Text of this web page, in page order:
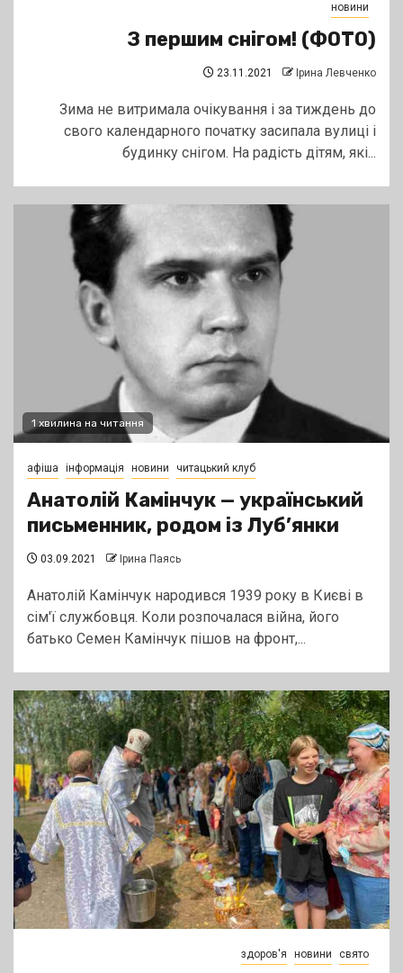
новини
З першим снігом! (ФОТО)
23.11.2021 Ірина Левченко
Зима не витримала очікування і за тиждень до
свого календарного початку засипала вулиці і
будинку снігом. На радість дітям, які...
1 хвилина на читання
афіша інформація новини читацький клуб
Анатолій Камінчук — український
письменник, родом із Луб’янки
03.09.2021 Ірина Паясь
Анатолій Камінчук народився 1939 року в Києві в
сім'ї службовця. Коли розпочалася війна, його
батько Семен Камінчук пішов на фронт,...
здоров'я новини свято